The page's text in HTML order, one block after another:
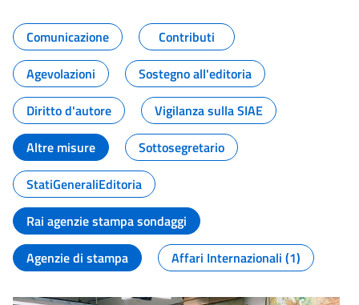
Tutti i contenuti della pagina
Comunicazione
Contributi
Agevolazioni
Sostegno all'editoria
Diritto d'autore
Vigilanza sulla SIAE
Altre misure
Sottosegretario
StatiGeneraliEditoria
Rai agenzie stampa sondaggi
Agenzie di stampa
Affari Internazionali (1)